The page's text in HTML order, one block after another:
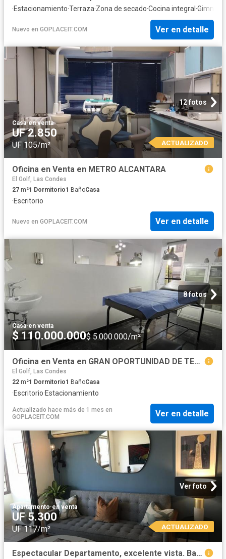
·Estacionamiento·Terraza·Zona de secado·Cocina integral ·
Nuevo en GOPLACEIT.COM Ver en detalle
12 fotos
Casa·en venta
UF 2.850
UF 105/m² ACTUALIZADO
Oficina en Venta en METRO ALCANTARA
El Golf, Las Condes
27 m²1 Dormitorio1 BañoCasa
·Escritorio
Nuevo en GOPLACEIT.COM Ver en detalle
8 fotos
Casa·en venta
$ 110.000.000$ 5.000.000/m²
Oficina en Venta en GRAN OPORTUNIDAD DE TENER TU PROPIA CONSULTA
El Golf, Las Condes
22 m²1 Dormitorio1 BañoCasa
·Escritorio·Estacionamiento
Actualizado hace más de 1 mes en
GOPLACEIT.COM
Ver en detalle
Ver foto
Apartamento·en venta
UF 5.300
UF 117/m² ACTUALIZADO
Espectacular Departamento, excelente vista. Barrio El Golf